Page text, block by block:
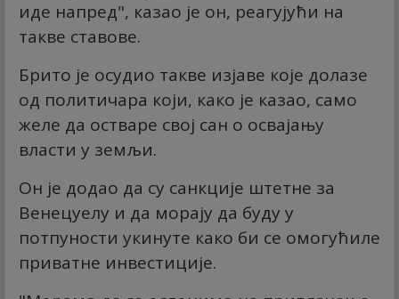
иде напред", казао је он, реагујући на
такве ставове.
Брито је осудио такве изјаве које долазе
од политичара који, како је казао, само
желе да остваре свој сан о освајању
власти у земљи.
Он је додао да су санкције штетне за
Венецуелу и да морају да буду у
потпуности укинуте како би се омогућиле
приватне инвестиције.